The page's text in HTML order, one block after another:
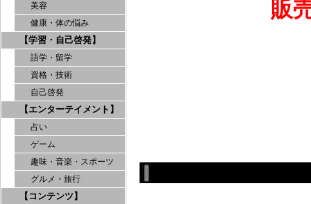
美容
健康・体の悩み
【学習・自己啓発】
語学・留学
資格・技術
自己啓発
【エンターテイメント】
占い
ゲーム
趣味・音楽・スポーツ
グルメ・旅行
【コンテンツ】
販